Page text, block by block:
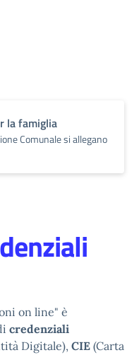
la famiglia
Comunale si allegano
on line" è
credenziali
Digitale), CIE (Carta